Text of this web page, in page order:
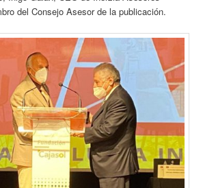
del Consejo Asesor de la publicación.